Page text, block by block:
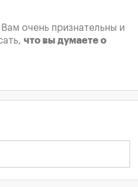
очень признательны и
что вы думаете о